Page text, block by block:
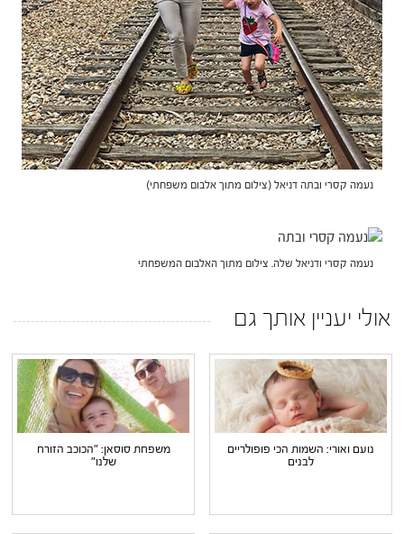
נעמה קסרי ובתה דניאל (צילום מתוך אלבום משפחתי)
נעמה קסרי ודניאל שלה. צילום מתוך האלבום המשפחתי
אולי יעניין אותך גם
נועם ואורי: השמות הכי פופולריים
לבנים
משפחת סוסאן: "הכוכב הזורח
שלנו"